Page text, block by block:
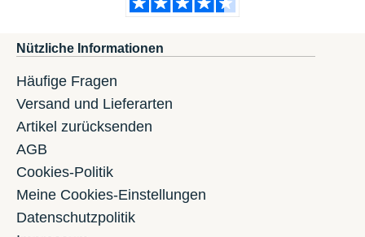
Nützliche Informationen
Häufige Fragen
Versand und Lieferarten
Artikel zurücksenden
AGB
Cookies-Politik
Meine Cookies-Einstellungen
Datenschutzpolitik